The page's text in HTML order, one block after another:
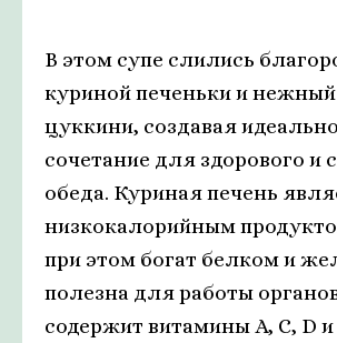
В этом супе слились
куриной печеньки и
цуккини, создавая
сочетание для здорового и
обеда. Куриная печень
низкокалорийным
при этом богат белком и
полезна для работы
содержит витамины А, С, D и